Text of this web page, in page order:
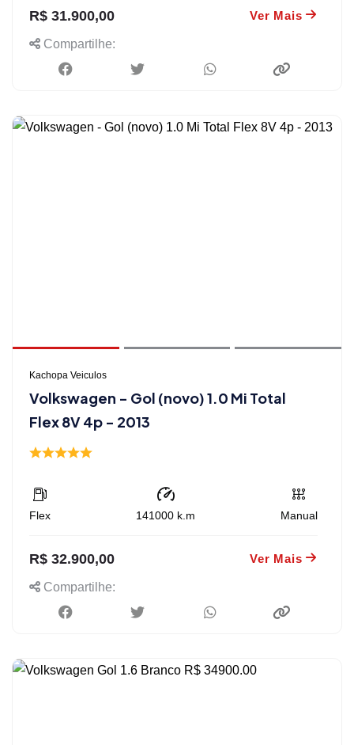
R$ 31.900,00 Ver Mais
Compartilhe:
Kachopa Veiculos
Volkswagen - Gol (novo) 1.0 Mi Total
Flex 8V 4p - 2013
Flex 141000 k.m Manual
R$ 32.900,00 Ver Mais
Compartilhe: